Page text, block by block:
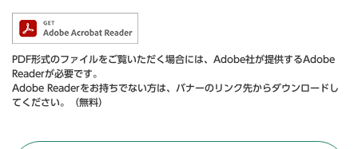
PDF形式のファイルをご覧いただく場合には、Adobe社が提供するAdobe
Readerが必要です。
Adobe Readerをお持ちでない方は、バナーのリンク先からダウンロードし
てください。（無料）